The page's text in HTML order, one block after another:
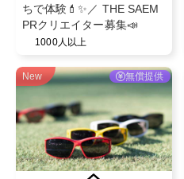
ちで体験💄✨／ THE SAEM
PRクリエイター募集📣
1000人以上
New 無償提供